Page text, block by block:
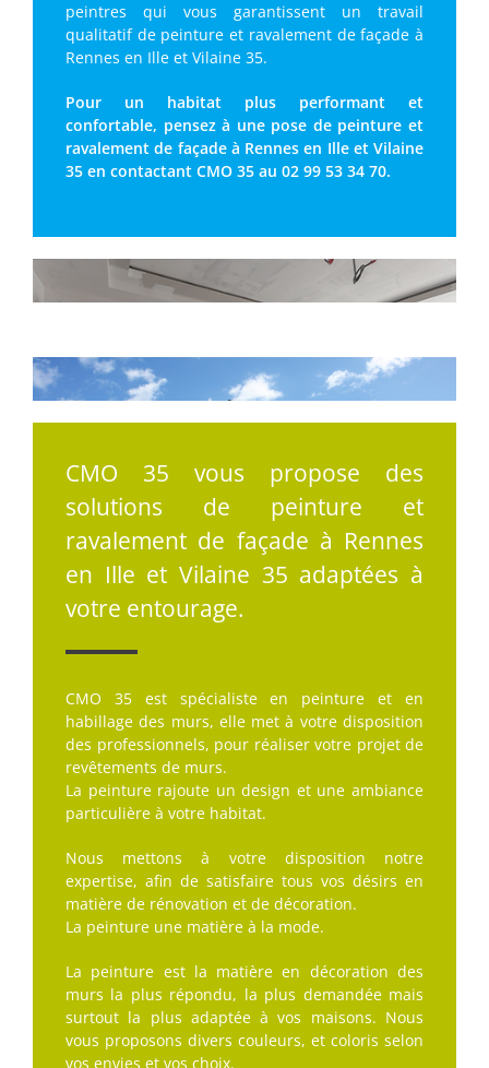
peintres qui vous garantissent un travail
qualitatif de peinture et ravalement de façade à
Rennes en Ille et Vilaine 35.
Pour un habitat plus performant et
confortable, pensez à une pose de peinture et
ravalement de façade à Rennes en Ille et Vilaine
35 en contactant CMO 35 au 02 99 53 34 70.
CMO 35 vous propose des
solutions de peinture et
ravalement de façade à Rennes
en Ille et Vilaine 35 adaptées à
votre entourage.
CMO 35 est spécialiste en peinture et en
habillage des murs, elle met à votre disposition
des professionnels, pour réaliser votre projet de
revêtements de murs.
La peinture rajoute un design et une ambiance
particulière à votre habitat.
Nous mettons à votre disposition notre
expertise, afin de satisfaire tous vos désirs en
matière de rénovation et de décoration.
La peinture une matière à la mode.
La peinture est la matière en décoration des
murs la plus répondu, la plus demandée mais
surtout la plus adaptée à vos maisons. Nous
vous proposons divers couleurs, et coloris selon
vos envies et vos choix.